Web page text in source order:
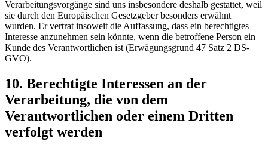
Verarbeitungsvorgänge sind uns insbesondere deshalb gestattet, weil
sie durch den Europäischen Gesetzgeber besonders erwähnt
wurden. Er vertrat insoweit die Auffassung, dass ein berechtigtes
Interesse anzunehmen sein könnte, wenn die betroffene Person ein
Kunde des Verantwortlichen ist (Erwägungsgrund 47 Satz 2 DS-
GVO).
10. Berechtigte Interessen an der
Verarbeitung, die von dem
Verantwortlichen oder einem Dritten
verfolgt werden